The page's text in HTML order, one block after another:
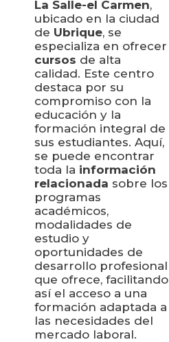
La Salle-el Carmen,
ubicado en la ciudad
de Ubrique, se
especializa en ofrecer
cursos de alta
calidad. Este centro
destaca por su
compromiso con la
educación y la
formación integral de
sus estudiantes. Aquí,
se puede encontrar
toda la información
relacionada sobre los
programas
académicos,
modalidades de
estudio y
oportunidades de
desarrollo profesional
que ofrece, facilitando
así el acceso a una
formación adaptada a
las necesidades del
mercado laboral.